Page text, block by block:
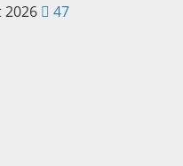
2026 47